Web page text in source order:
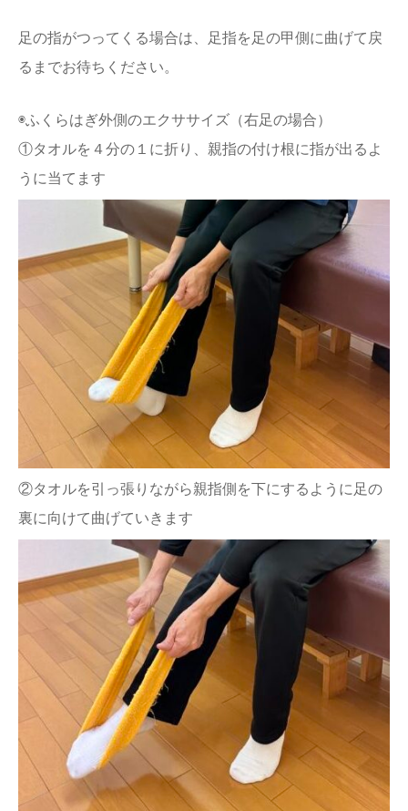
足の指がつってくる場合は、足指を足の甲側に曲げて戻
るまでお待ちください。
◉ふくらはぎ外側のエクササイズ（右足の場合）
①タオルを４分の１に折り、親指の付け根に指が出るよ
うに当てます
②タオルを引っ張りながら親指側を下にするように足の
裏に向けて曲げていきます